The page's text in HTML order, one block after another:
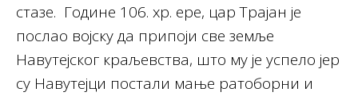
стазе. Године 106. хр. ере, цар Трајан је
послао војску да припоји све земље
Навутејског краљевства, што му је успело јер
су Навутејци постали мање ратоборни и